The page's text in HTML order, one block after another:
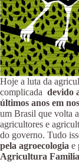
Hoje a luta da
complicada devido
últimos anos em
um Brasil que volta
agricultores e
do governo. Tudo
pela agroecologia e
Agricultura